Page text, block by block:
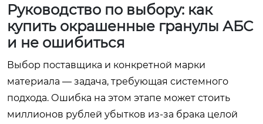
Руководство по выбору: как
купить окрашенные гранулы АБС
и не ошибиться
Выбор поставщика и конкретной марки
материала — задача, требующая системного
подхода. Ошибка на этом этапе может стоить
миллионов рублей убытков из-за брака целой